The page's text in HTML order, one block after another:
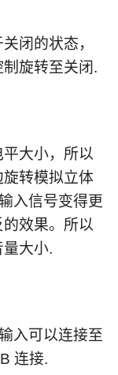
闭的状态，
旋转至关闭.
大小，所以
转模拟立体
入信号变得更
效果。所以
大小.
入可以连接至
连接.